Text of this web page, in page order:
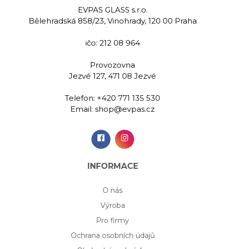
EVPAS GLASS s.r.o.
Bělehradská 858/23, Vinohrady, 120 00 Praha
ičo: 212 08 964
Provozovna
Jezvé 127, 471 08 Jezvé
Telefon: +420 771 135 530
Email: shop@evpas.cz
INFORMACE
O nás
Výroba
Pro firmy
Ochrana osobních údajů